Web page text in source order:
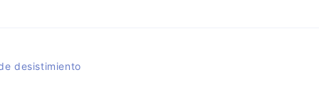
desistimiento